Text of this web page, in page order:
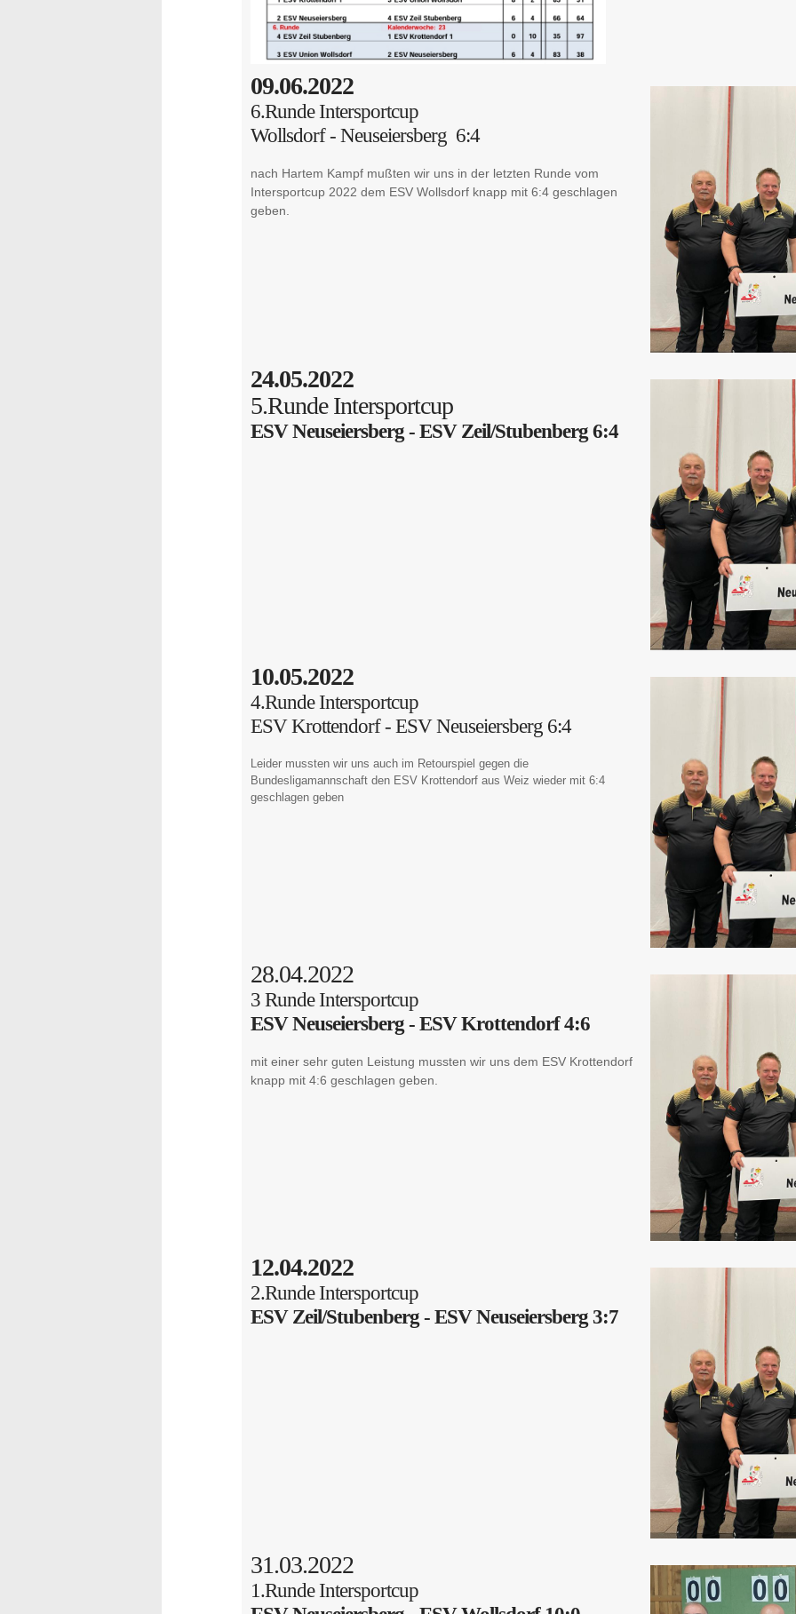
09.06.2022
6.Runde Intersportcup
Wollsdorf - Neuseiersberg 6:4
nach Hartem Kampf mußten wir uns in der letzten Runde vom
Intersportcup 2022 dem ESV Wollsdorf knapp mit 6:4 geschlagen
geben.
24.05.2022
5.Runde Intersportcup
ESV Neuseiersberg - ESV Zeil/Stubenberg 6:4
10.05.2022
4.Runde Intersportcup
ESV Krottendorf - ESV Neuseiersberg 6:4
Leider mussten wir uns auch im Retourspiel gegen die
Bundesligamannschaft den ESV Krottendorf aus Weiz wieder mit 6:4
geschlagen geben
28.04.2022
3 Runde Intersportcup
ESV Neuseiersberg - ESV Krottendorf 4:6
mit einer sehr guten Leistung mussten wir uns dem ESV Krottendorf
knapp mit 4:6 geschlagen geben.
12.04.2022
2.Runde Intersportcup
ESV Zeil/Stubenberg - ESV Neuseiersberg 3:7
31.03.2022
1.Runde Intersportcup